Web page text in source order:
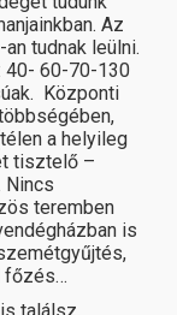
Az
tudnak leülni.
40- 60-70-130
Központi
a helyileg
tisztelő –
Nincs
teremben
is
főzés…